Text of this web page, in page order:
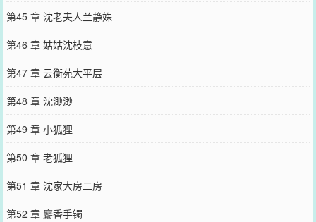
第45 章 沈老夫人兰静姝
第46 章 姑姑沈枝意
第47 章 云衡苑大平层
第48 章 沈渺渺
第49 章 小狐狸
第50 章 老狐狸
第51 章 沈家大房二房
第52 章 麝香手镯